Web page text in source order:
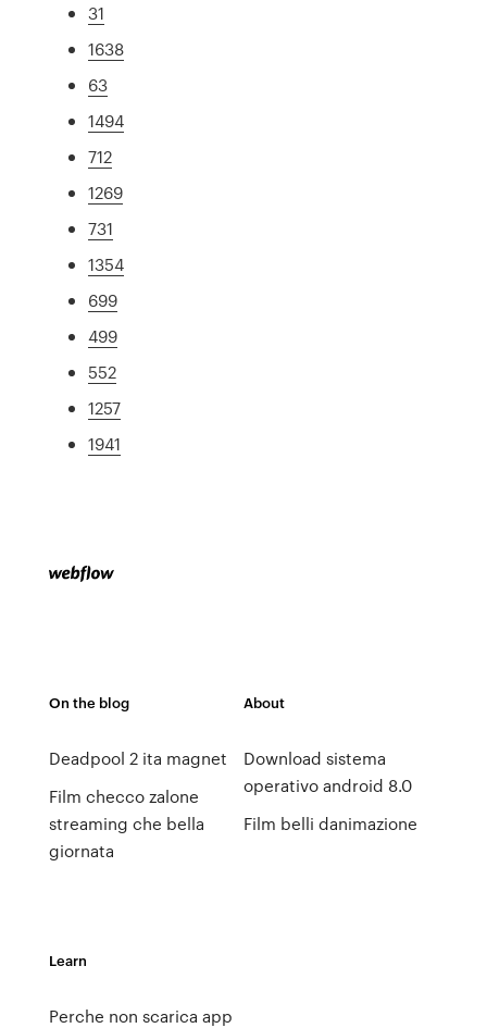
31
1638
63
1494
712
1269
731
1354
699
499
552
1257
1941
On the blog
Deadpool 2 ita magnet
Film checco zalone
streaming che bella
giornata
About
Download sistema
operativo android 8.0
Film belli danimazione
Learn
Perche non scarica app